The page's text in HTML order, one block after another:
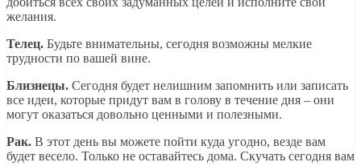
желания.
Телец. Будьте внимательны, сегодня возможны мелкие
трудности по вашей вине.
Близнецы. Сегодня будет нелишним запомнить или записать
все идеи, которые придут вам в голову в течение дня – они
могут оказаться довольно ценными и полезными.
Рак. В этот день вы можете пойти куда угодно, везде вам
будет весело. Только не оставайтесь дома. Скучать сегодня вам